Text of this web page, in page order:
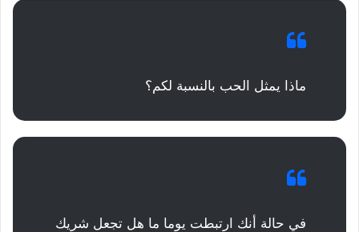
ماذا يمثل الحب بالنسبة لكم؟
في حالة أنك ارتبطت يوما ما هل تجعل شريك